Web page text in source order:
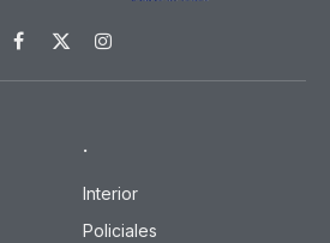
Facebook
X
(Twitter)
Instagram
.
Interior
Policiales